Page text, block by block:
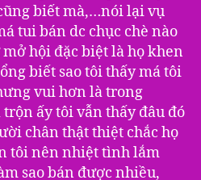
biết mà,…nói lại vụ
tui bán dc chục chè nào
hội đặc biệt là họ khen
biết sao tôi thấy má tôi
vui hơn là trong
ấy tôi vẫn thấy đâu đó
chân thật thiệt chắc họ
tôi nên nhiệt tình lắm
sao bán được nhiều,